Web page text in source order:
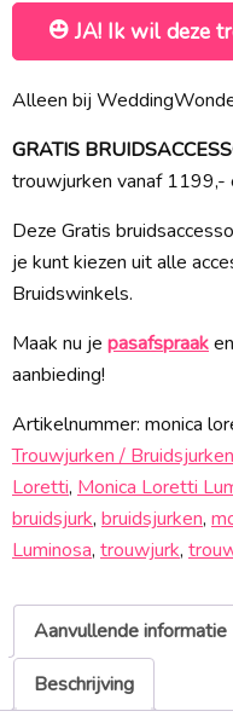
JA! Ik wil deze
Alleen bij
GRATIS
trouwjurken vanaf 1199,-
Deze Gratis
je kunt kiezen uit alle
Bruidswinkels.
Maak nu je pasafspraak
aanbieding!
Artikelnummer: monica
Trouwjurken /
Loretti, Monica Loretti
bruidsjurk, bruidsjurken,
Luminosa, trouwjurk,
Aanvullende informatie
Beschrijving